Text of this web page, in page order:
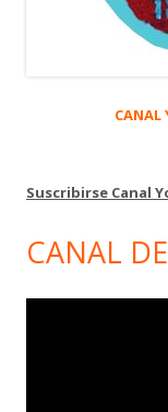
CANAL
Suscribirse Canal
CANAL